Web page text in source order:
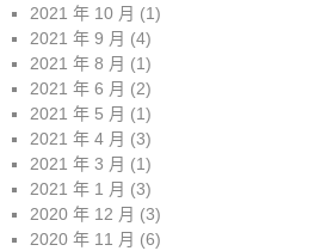
2021 年 10 月 (1)
2021 年 9 月 (4)
2021 年 8 月 (1)
2021 年 6 月 (2)
2021 年 5 月 (1)
2021 年 4 月 (3)
2021 年 3 月 (1)
2021 年 1 月 (3)
2020 年 12 月 (3)
2020 年 11 月 (6)